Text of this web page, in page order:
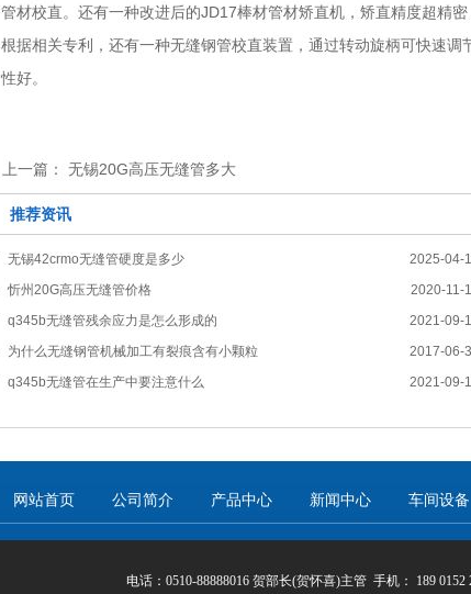
管材校直。还有一种改进后的JD17棒材管材矫直机，矫直精度超精
根据相关专利，还有一种无缝钢管校直装置，通过转动旋柄可快速
性好。
上一篇： 无锡20G高压无缝管多大
推荐资讯
2025-04-
无锡42crmo无缝管硬度是多少
2020-11-
忻州20G高压无缝管价格
2021-09-
q345b无缝管残余应力是怎么形成的
2017-06-
为什么无缝钢管机械加工有裂痕含有小颗粒
2021-09-
q345b无缝管在生产中要注意什么
网站首页 公司简介 产品中心 新闻中心 车间设备
电话：0510-88888016 贺部长(贺怀喜)主管 手机： 189 0152